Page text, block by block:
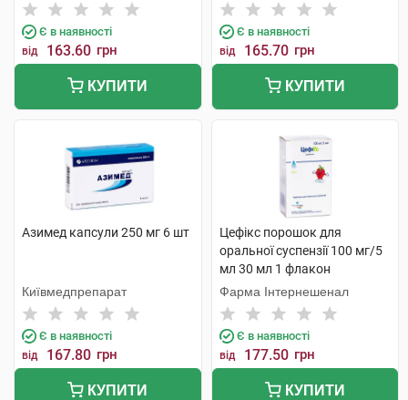
Є в наявності
від 163.60 грн
КУПИТИ
Є в наявності
від 165.70 грн
КУПИТИ
Азимед капсули 250 мг 6 шт
Київмедпрепарат
Є в наявності
від 167.80 грн
КУПИТИ
Цефікс порошок для
оральної суспензії 100 мг/5
мл 30 мл 1 флакон
Фарма Інтернешенал
Є в наявності
від 177.50 грн
КУПИТИ